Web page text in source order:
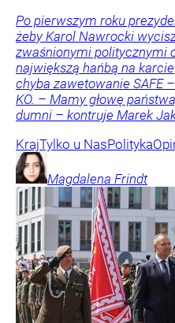
Po pierwszym roku
żeby Karol Nawrocki
zwaśnionymi politycznymi
największą hańbą na
chyba zawetowanie SAFE
KO. – Mamy głowę
dumni – kontruje Marek
KrajTylko u NasPolityka
Magdalena Frindt